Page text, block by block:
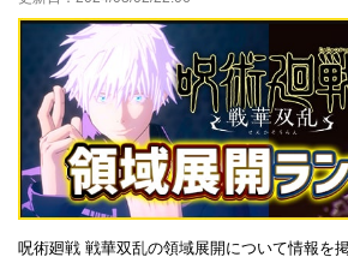
呪術廻戦 戦華双乱の領域展開について情報を